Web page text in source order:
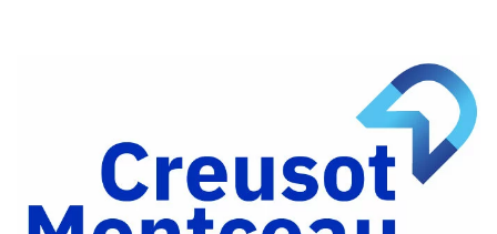
Facebook
Partager
Twitter
Partager
par